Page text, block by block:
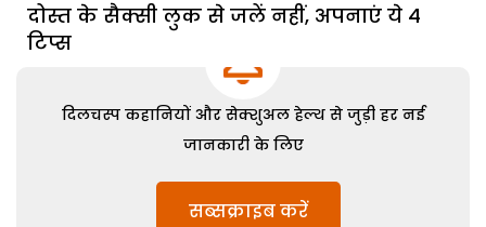
दोस्त के सैक्सी लुक से जलें नहीं, अपनाएं ये 4
टिप्स
दिलचस्प कहानियों और सेक्शुअल हेल्थ से जुड़ी हर नई
जानकारी के लिए
सब्सक्राइब करें